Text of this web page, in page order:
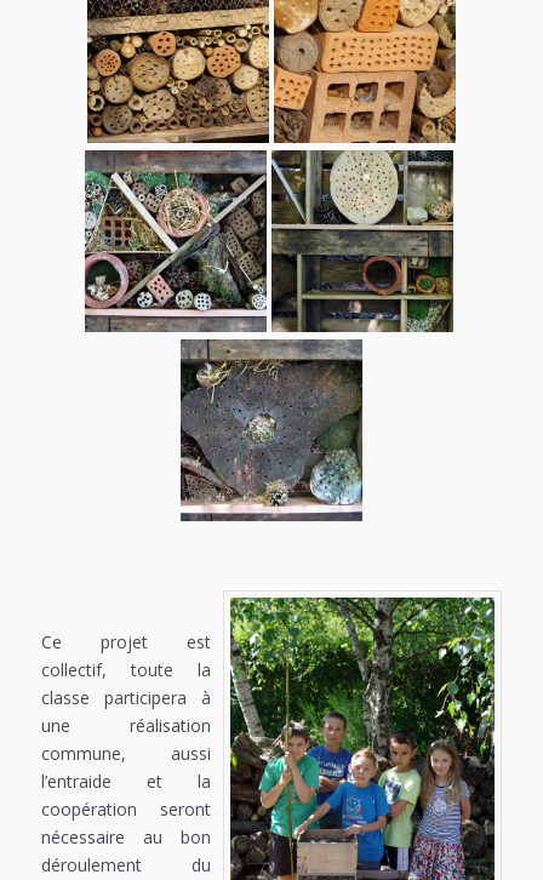
Ce projet est
collectif, toute la
classe participera à
une réalisation
commune, aussi
l’entraide et la
coopération seront
nécessaire au bon
déroulement du